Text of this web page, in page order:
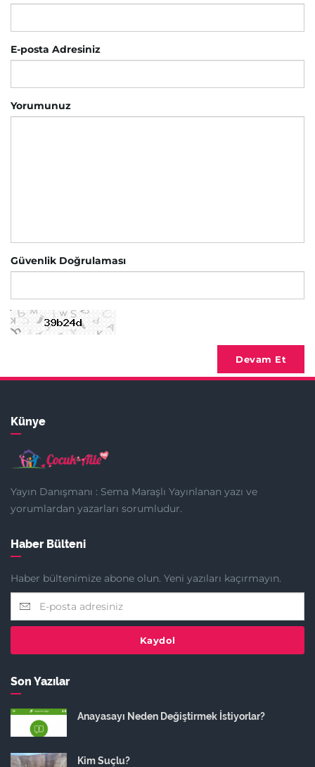
E-posta Adresiniz
Yorumunuz
Güvenlik Doğrulaması
Devam Et
Künye
Yayın Danışmanı : Sema Maraşlı Yayınlanan yazı ve
yorumlardan yazarları sorumludur.
Haber Bülteni
Haber bültenimize abone olun. Yeni yazıları kaçırmayın.
Kaydol
Son Yazılar
Anayasayı Neden Değiştirmek İstiyorlar?
Kim Suçlu?